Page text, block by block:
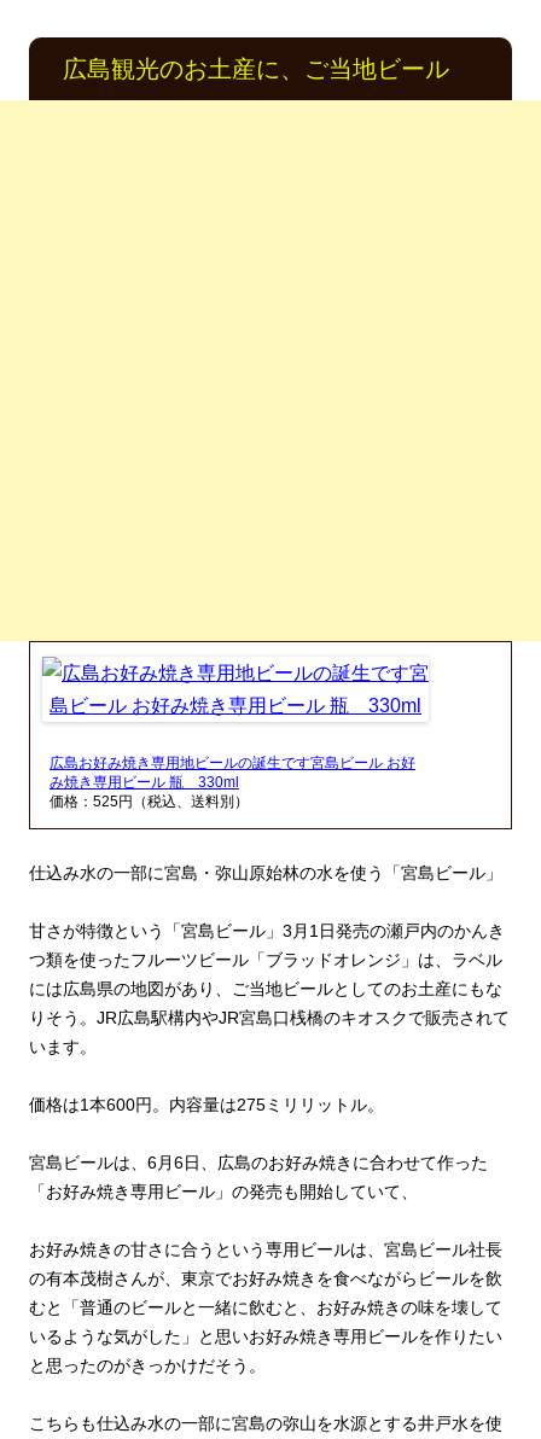
広島観光のお土産に、ご当地ビール
広島お好み焼き専用地ビールの誕生です宮島ビール お好
み焼き専用ビール 瓶 330ml
価格：525円（税込、送料別）
仕込み水の一部に宮島・弥山原始林の水を使う「宮島ビール」
甘さが特徴という「宮島ビール」3月1日発売の瀬戸内のかんき
つ類を使ったフルーツビール「ブラッドオレンジ」は、ラベル
には広島県の地図があり、ご当地ビールとしてのお土産にもな
りそう。JR広島駅構内やJR宮島口桟橋のキオスクで販売されて
います。
価格は1本600円。内容量は275ミリリットル。
宮島ビールは、6月6日、広島のお好み焼きに合わせて作った
「お好み焼き専用ビール」の発売も開始していて、
お好み焼きの甘さに合うという専用ビールは、宮島ビール社長
の有本茂樹さんが、東京でお好み焼きを食べながらビールを飲
むと「普通のビールと一緒に飲むと、お好み焼きの味を壊して
いるような気がした」と思いお好み焼き専用ビールを作りたい
と思ったのがきっかけだそう。
こちらも仕込み水の一部に宮島の弥山を水源とする井戸水を使